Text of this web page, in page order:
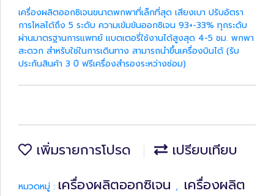
เครื่องผลิตออกซิเจนขนาดพกพาที่เล็กที่สุด เสียงเบา ปรับอัตรา
การไหลได้ถึง 5 ระดับ ความเข้มข้นออกซิเจน 93+-33% ทุกระดับ
ผ่านมาตรฐานการแพทย์ แบตเตอรี่ใช้งานได้สูงสุด 4-5 ชม. พกพา
สะดวก สำหรับใช่ในการเดินทาง สามารถนำขึ้นเครื่องบินได้ (รับ
ประกันสินค้า 3 ปี ฟรีเครื่องสำรองระหว่างซ่อม)
เพิ่มรายการโปรด เปรียบเทียบ
หมวดหมู่ : เครื่องผลิตออกซิเจน , เครื่องผลิต